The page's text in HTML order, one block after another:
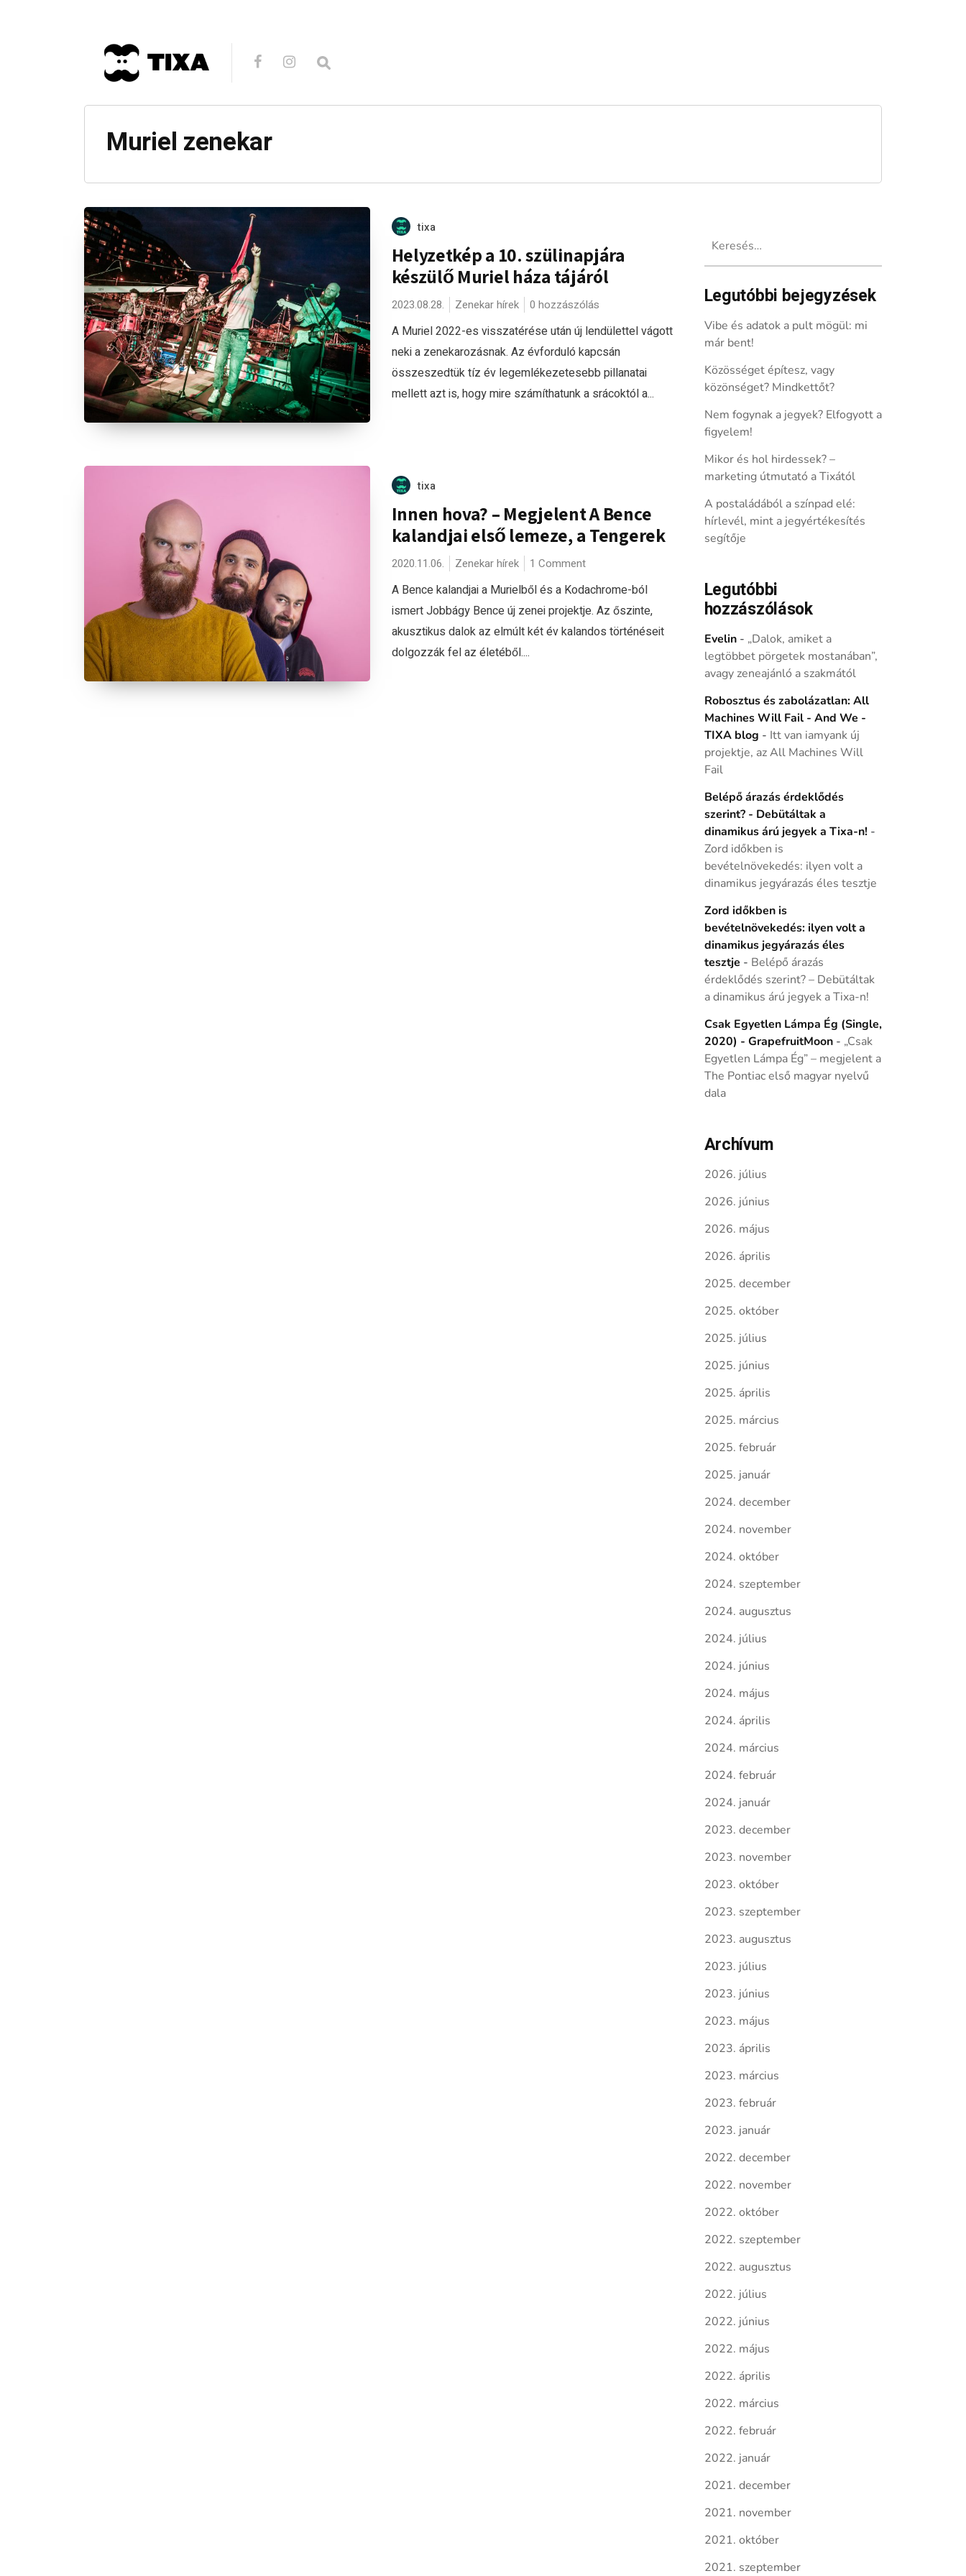
Muriel zenekar
tixa
Helyzetkép a 10. szülinapjára
készülő Muriel háza tájáról
2023.08.28. Zenekar hírek 0 hozzászólás
A Muriel 2022-es visszatérése után új lendülettel vágott
neki a zenekarozásnak. Az évforduló kapcsán
összeszedtük tíz év legemlékezetesebb pillanatai
mellett azt is, hogy mire számíthatunk a srácoktól a...
tixa
Innen hova? – Megjelent A Bence
kalandjai első lemeze, a Tengerek
2020.11.06. Zenekar hírek 1 Comment
A Bence kalandjai a Murielből és a Kodachrome-ból
ismert Jobbágy Bence új zenei projektje. Az őszinte,
akusztikus dalok az elmúlt két év kalandos történéseit
dolgozzák fel az életéből....
Legutóbbi bejegyzések
Vibe és adatok a pult mögül: mi
már bent!
Közösséget építesz, vagy
közönséget? Mindkettőt?
Nem fogynak a jegyek? Elfogyott a
figyelem!
Mikor és hol hirdessek? –
marketing útmutató a Tixától
A postaládából a színpad elé:
hírlevél, mint a jegyértékesítés
segítője
Legutóbbi
hozzászólások
Evelin- „Dalok, amiket a
legtöbbet pörgetek mostanában”,
avagy zeneajánló a szakmától
Robosztus és zabolázatlan: All
Machines Will Fail - And We -
TIXA blog - Itt van iamyank új
projektje, az All Machines Will
Fail
Belépő árazás érdeklődés
szerint? - Debütáltak a
dinamikus árú jegyek a Tixa-n! -
Zord időkben is
bevételnövekedés: ilyen volt a
dinamikus jegyárazás éles tesztje
Zord időkben is
bevételnövekedés: ilyen volt a
dinamikus jegyárazás éles
tesztje - Belépő árazás
érdeklődés szerint? – Debütáltak
a dinamikus árú jegyek a Tixa-n!
Csak Egyetlen Lámpa Ég (Single,
2020) - GrapefruitMoon- „Csak
Egyetlen Lámpa Ég” – megjelent a
The Pontiac első magyar nyelvű
dala
Archívum
2026. július
2026. június
2026. május
2026. április
2025. december
2025. október
2025. július
2025. június
2025. április
2025. március
2025. február
2025. január
2024. december
2024. november
2024. október
2024. szeptember
2024. augusztus
2024. július
2024. június
2024. május
2024. április
2024. március
2024. február
2024. január
2023. december
2023. november
2023. október
2023. szeptember
2023. augusztus
2023. július
2023. június
2023. május
2023. április
2023. március
2023. február
2023. január
2022. december
2022. november
2022. október
2022. szeptember
2022. augusztus
2022. július
2022. június
2022. május
2022. április
2022. március
2022. február
2022. január
2021. december
2021. november
2021. október
2021. szeptember